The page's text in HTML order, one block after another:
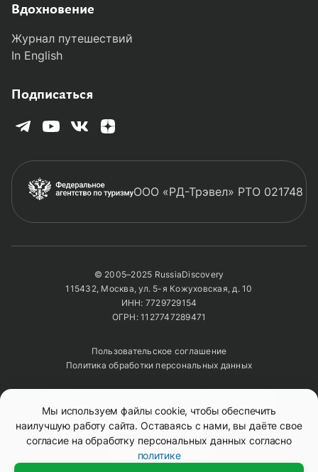
Вдохновение
Журнал путешествий
In English
Подписаться
ООО «РД-Трэвел» РТО 021748
© 2005–2025 RussiaDiscovery
115432, Москва, ул. 5-я Кожуховская, д. 10
ИНН: 7729729154
ОГРН: 1127747289471
Пользовательское соглашение
Политика обработки персональных данных
текстов возможно только с указанием активной
ссылки на сайтRussiaDiscovery
Mono&Background
Мы используем файлы cookie, чтобы обеспечить
наилучшую работу сайта. Оставаясь с нами, вы даёте свое
согласие на обработку персональных данных согласно
политике